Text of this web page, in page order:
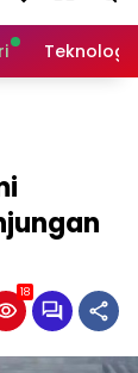
Teknologi
18